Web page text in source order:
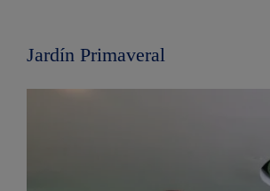
Jardín Primaveral